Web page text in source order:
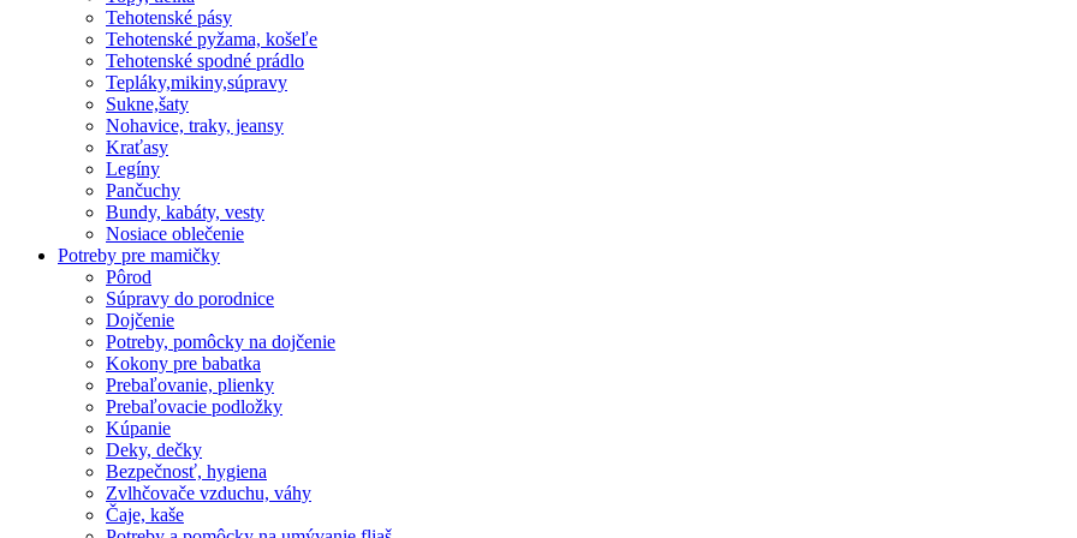
Tehotenské pásy
Tehotenské pyžama, košeľe
Tehotenské spodné prádlo
Tepláky,mikiny,súpravy
Sukne,šaty
Nohavice, traky, jeansy
Kraťasy
Legíny
Pančuchy
Bundy, kabáty, vesty
Nosiace oblečenie
Potreby pre mamičky
Pôrod
Súpravy do porodnice
Dojčenie
Potreby, pomôcky na dojčenie
Kokony pre babatka
Prebaľovanie, plienky
Prebaľovacie podložky
Kúpanie
Deky, dečky
Bezpečnosť, hygiena
Zvlhčovače vzduchu, váhy
Čaje, kaše